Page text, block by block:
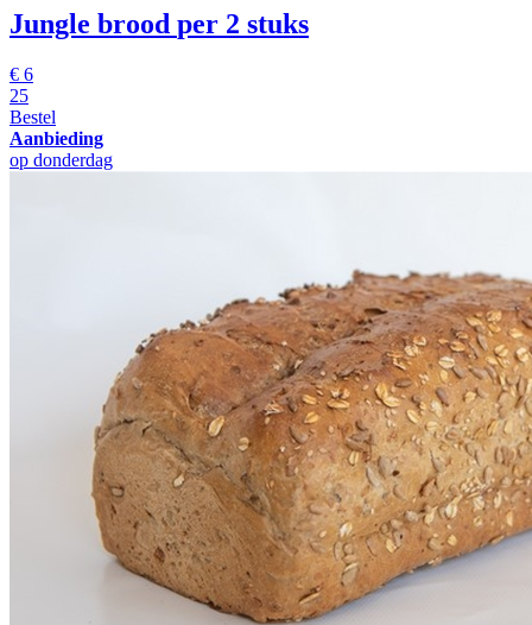
Jungle brood per 2 stuks
€ 6
25
Bestel
Aanbieding
op donderdag